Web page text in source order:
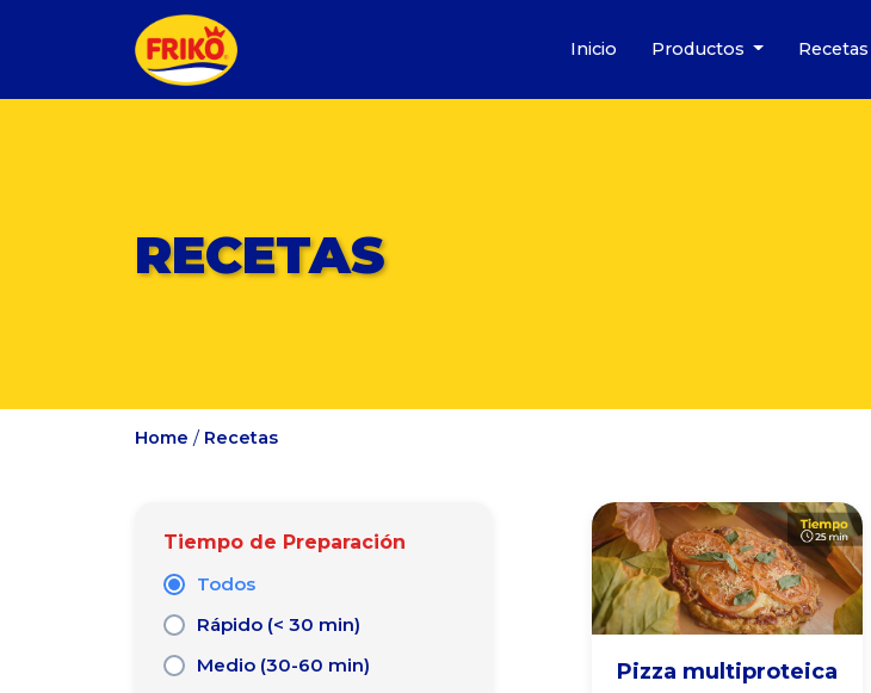
Inicio Productos Recetas
RECETAS
Home / Recetas
Tiempo de Preparación
Todos
Rápido (< 30 min)
Medio (30-60 min)
Pizza multiproteica